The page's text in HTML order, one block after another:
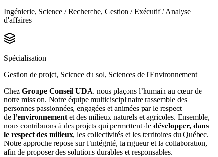
Ingénierie, Science / Recherche, Gestion / Exécutif / Analyse
d'affaires
Spécialisation
Gestion de projet, Science du sol, Sciences de l'Environnement
Chez Groupe Conseil UDA, nous plaçons l’humain au cœur de
notre mission. Notre équipe multidisciplinaire rassemble des
personnes passionnées, engagées et animées par le respect
de l’environnement et des milieux naturels et agricoles. Ensemble,
nous contribuons à des projets qui permettent de développer, dans
le respect des milieux, les collectivités et les territoires du Québec.
Notre approche repose sur l’intégrité, la rigueur et la collaboration,
afin de proposer des solutions durables et responsables.